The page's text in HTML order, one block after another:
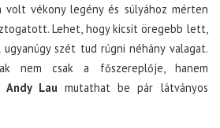
volt vékony legény és súlyához mérten
Lehet, hogy kicsit öregebb lett,
szét tud rúgni néhány valagat.
nem csak a főszereplője, hanem
Andy Laumutathat be pár látványos